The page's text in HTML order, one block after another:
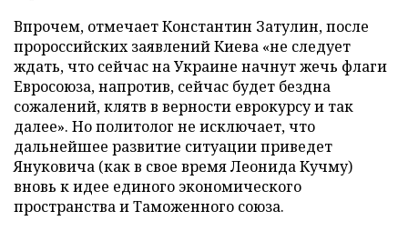
Впрочем, отмечает Константин Затулин, после
пророссийских заявлений Киева «не следует
ждать, что сейчас на Украине начнут жечь флаги
Евросоюза, напротив, сейчас будет бездна
сожалений, клятв в верности еврокурсу и так
далее». Но политолог не исключает, что
дальнейшее развитие ситуации приведет
Януковича (как в свое время Леонида Кучму)
вновь к идее единого экономического
пространства и Таможенного союза.